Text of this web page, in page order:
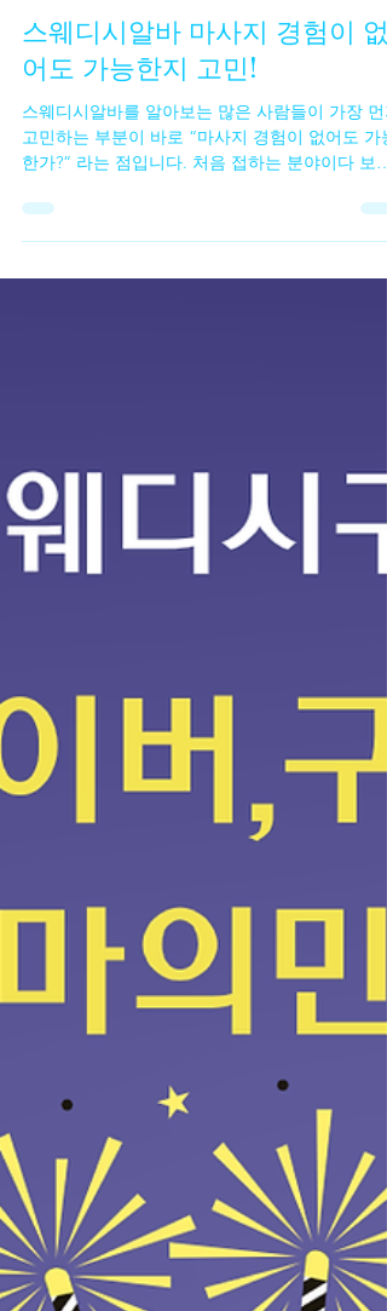
3월 8일
1분 분량
스웨디시알바 마사지 경험이 없
어도 가능한지 고민!
스웨디시알바를 알아보는 많은 사람들이 가장 먼
한가?” 라는 점입니다. 처음 접하는 분야이다 보니
험자를 우대한다는 내용도 있어서 초보자는 시작
는 곳에서는 기본적인 마사지 방법이나 손 압력, 동
작 등을 설명해 주는 경우가 일반적입니다. 스웨디
시알바 또한 스웨디시 마사지는 강한 힘을 사용하
스포츠 마사지와 달리 스웨디시알바 부드러운 오일